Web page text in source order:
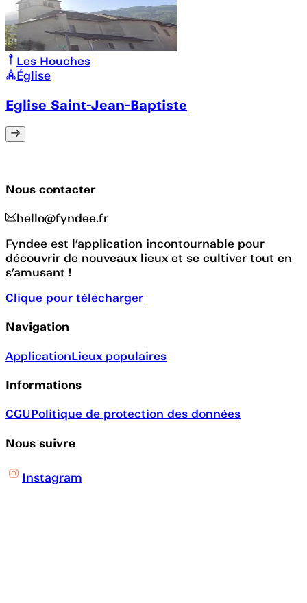
Les Houches
Église
Eglise Saint-Jean-Baptiste
Nous contacter
hello@fyndee.fr
Fyndee est l’application incontournable pour
découvrir de nouveaux lieux et se cultiver tout en
s’amusant !
Clique pour télécharger
Navigation
ApplicationLieux populaires
Informations
CGUPolitique de protection des données
Nous suivre
Instagram